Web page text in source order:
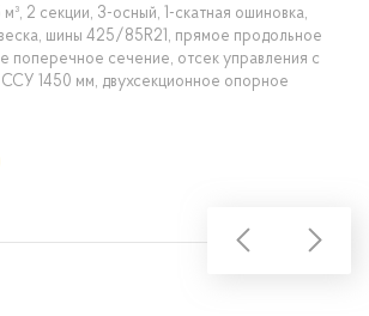
2 секции, 3-осный, 1-скатная ошиновка,
шины 425/85R21, прямое продольное
поперечное сечение, отсек управления с
1450 мм, двухсекционное опорное